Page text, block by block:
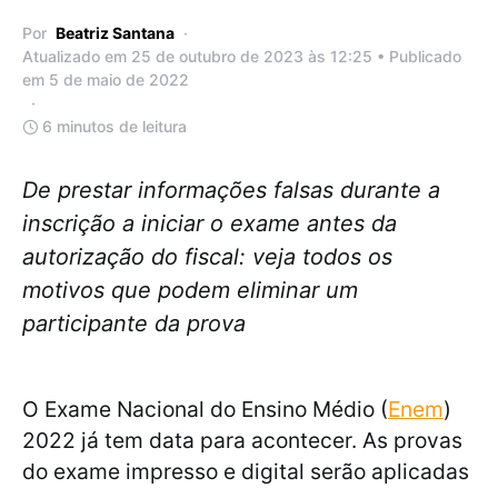
Por Beatriz Santana
Atualizado em 25 de outubro de 2023 às 12:25 • Publicado
em 5 de maio de 2022
6 minutos de leitura
De prestar informações falsas durante a
inscrição a iniciar o exame antes da
autorização do fiscal: veja todos os
motivos que podem eliminar um
participante da prova
O Exame Nacional do Ensino Médio (Enem)
2022 já tem data para acontecer. As provas
do exame impresso e digital serão aplicadas